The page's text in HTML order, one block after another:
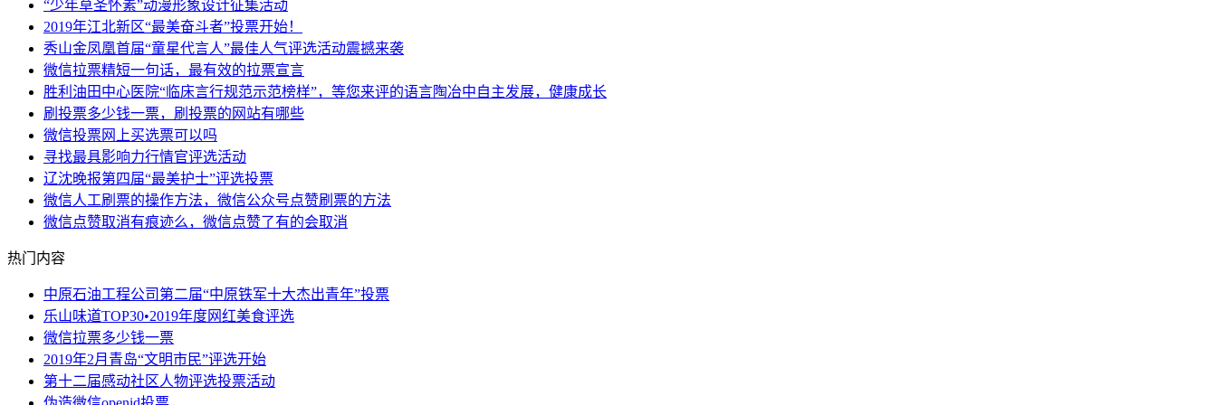
“少年草圣怀素”动漫形象设计征集活动
2019年江北新区“最美奋斗者”投票开始！
秀山金凤凰首届“童星代言人”最佳人气评选活动震撼来袭
微信拉票精短一句话，最有效的拉票宣言
胜利油田中心医院“临床言行规范示范榜样”，等您来评的语言陶冶中自主发展，健康成长
刷投票多少钱一票，刷投票的网站有哪些
微信投票网上买选票可以吗
寻找最具影响力行情官评选活动
辽沈晚报第四届“最美护士”评选投票
微信人工刷票的操作方法，微信公众号点赞刷票的方法
微信点赞取消有痕迹么，微信点赞了有的会取消
热门内容
中原石油工程公司第二届“中原铁军十大杰出青年”投票
乐山味道TOP30•2019年度网红美食评选
微信拉票多少钱一票
2019年2月青岛“文明市民”评选开始
第十二届感动社区人物评选投票活动